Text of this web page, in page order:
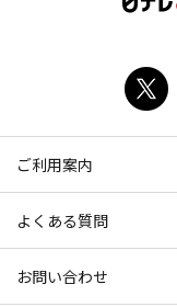
ご利用案内
よくある質問
お問い合わせ